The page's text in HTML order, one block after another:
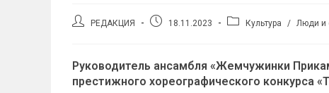
АвторРЕДАКЦИЯ
Запись18.11.2023
РубрикаКультура / Люди и
Руководитель ансамбля «Жемчужинки
престижного хореографического конкурса